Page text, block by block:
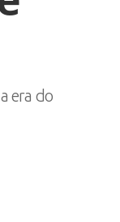
era do